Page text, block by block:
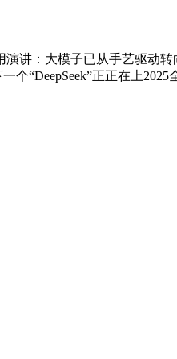
讲：大模子已从手艺驱动转
“DeepSeek”正正在上